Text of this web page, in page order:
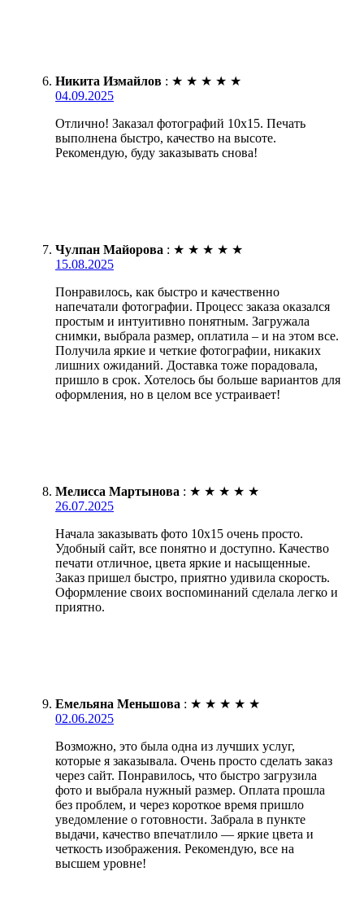
Никита Измайлов : ★ ★ ★ ★ ★
04.09.2025
Отлично! Заказал фотографий 10х15. Печать
выполнена быстро, качество на высоте.
Рекомендую, буду заказывать снова!
Чулпан Майорова : ★ ★ ★ ★ ★
15.08.2025
Понравилось, как быстро и качественно
напечатали фотографии. Процесс заказа оказался
простым и интуитивно понятным. Загружала
снимки, выбрала размер, оплатила – и на этом все.
Получила яркие и четкие фотографии, никаких
лишних ожиданий. Доставка тоже порадовала,
пришло в срок. Хотелось бы больше вариантов для
оформления, но в целом все устраивает!
Мелисса Мартынова : ★ ★ ★ ★ ★
26.07.2025
Начала заказывать фото 10х15 очень просто.
Удобный сайт, все понятно и доступно. Качество
печати отличное, цвета яркие и насыщенные.
Заказ пришел быстро, приятно удивила скорость.
Оформление своих воспоминаний сделала легко и
приятно.
Емельяна Меньшова : ★ ★ ★ ★ ★
02.06.2025
Возможно, это была одна из лучших услуг,
которые я заказывала. Очень просто сделать заказ
через сайт. Понравилось, что быстро загрузила
фото и выбрала нужный размер. Оплата прошла
без проблем, и через короткое время пришло
уведомление о готовности. Забрала в пункте
выдачи, качество впечатлило — яркие цвета и
четкость изображения. Рекомендую, все на
высшем уровне!